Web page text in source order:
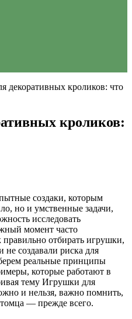
декоративных кроликов: что
кроликов:
создаки, которым
но и умственные задачи,
исследовать
момент часто
отбирать игрушки,
создавали риска для
реальные принципы
которые работают в
тему Игрушки для
и нельзя, важно помнить,
— прежде всего.